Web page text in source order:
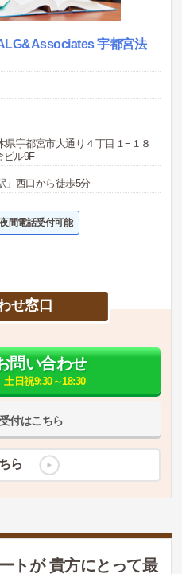
宇都宮法
県宇都宮市大通り４丁目１−１８
ビル9F
」西口から徒歩5分
夜間電話受付可能
せ窓口
付はこちら
問い合わせ
土日祝9:30～18:30
ら
トが 貴方にとって最